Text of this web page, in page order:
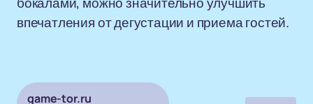
впечатления от дегустации и приема гостей.
game-tor.ru